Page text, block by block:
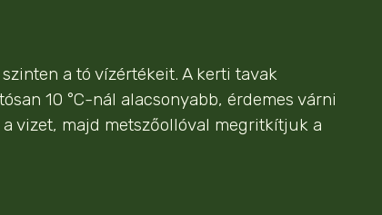
a tó vízértékeit. A kerti tavak
10 °C-nál alacsonyabb, érdemes várni
vizet, majd metszőollóval megritkítjuk a